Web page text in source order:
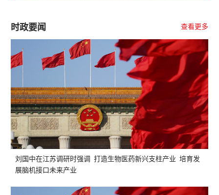
时政要闻 查看更多
刘国中在江苏调研时强调 打造生物医药新兴支柱产业 培育发
展脑机接口未来产业